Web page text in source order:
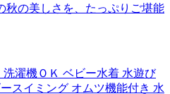
秋の美しさを、たっぷりご堪能
濯機ＯＫ ベビー水着 水遊び
スイミング オムツ機能付き 水